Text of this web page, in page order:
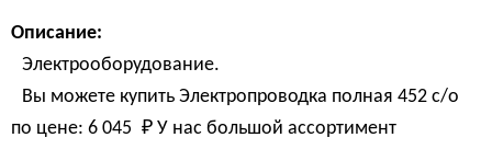
Описание:
Электрооборудование.
Вы можете купить Электропроводка полная 452 с/о
по цене: 6 045 ₽ У нас большой ассортимент